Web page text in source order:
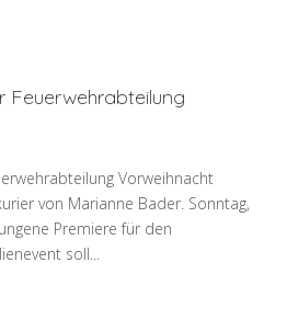
Feuerwehrabteilung
Vorweihnacht
von Marianne Bader. Sonntag,
Premiere für den
soll...